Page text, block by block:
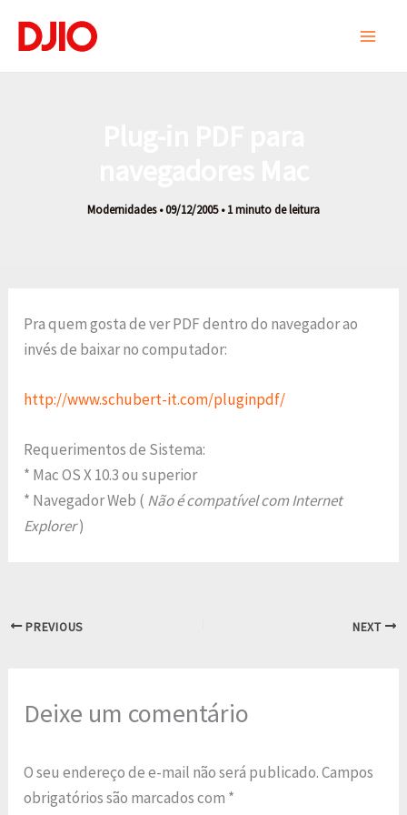
Modernidades•09/12/2005•1 minuto de leitura
Pra quem gosta de ver PDF dentro do navegador ao
invés de baixar no computador:
http://www.schubert-it.com/pluginpdf/
Requerimentos de Sistema:
* Mac OS X 10.3 ou superior
* Navegador Web ( Não é compatível com Internet
Explorer)
PREVIOUS NEXT
Deixe um comentário
O seu endereço de e-mail não será publicado.Campos
obrigatórios são marcados com *